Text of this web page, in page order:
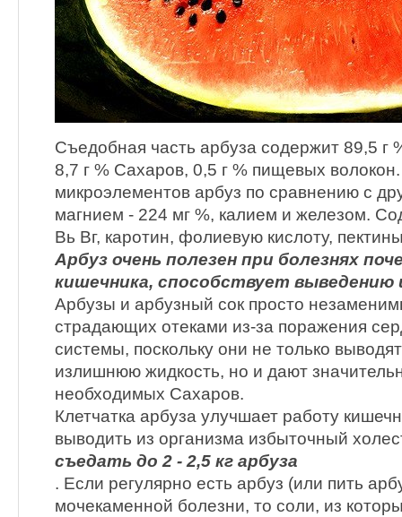
Съедобная часть арбуза содержит 89,5 г
8,7 г % Сахаров, 0,5 г % пищевых
микроэлементов арбуз по сравнению с
магнием - 224 мг %, калием и железом.
Вь Вг, каротин, фолиевую кислоту,
Арбуз очень полезен при болезнях
кишечника, способствует выведению
Арбузы и арбузный сок просто
страдающих отеками из-за поражения
системы, поскольку они не только
излишнюю жидкость, но и дают
необходимых Сахаров.
Клетчатка арбуза улучшает работу
выводить из организма избыточный
съедать до 2 - 2,5 кг арбуза
. Если регулярно есть арбуз (или пить
мочекаменной болезни, то соли, из